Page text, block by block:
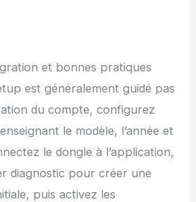
et bonnes pratiques
est généralement guidé pas
du compte, configurez
le modèle, l’année et
le dongle à l’application,
diagnostic pour créer une
puis activez les